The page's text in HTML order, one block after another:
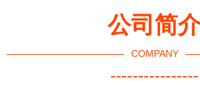
公司简
COMPANY
----------------